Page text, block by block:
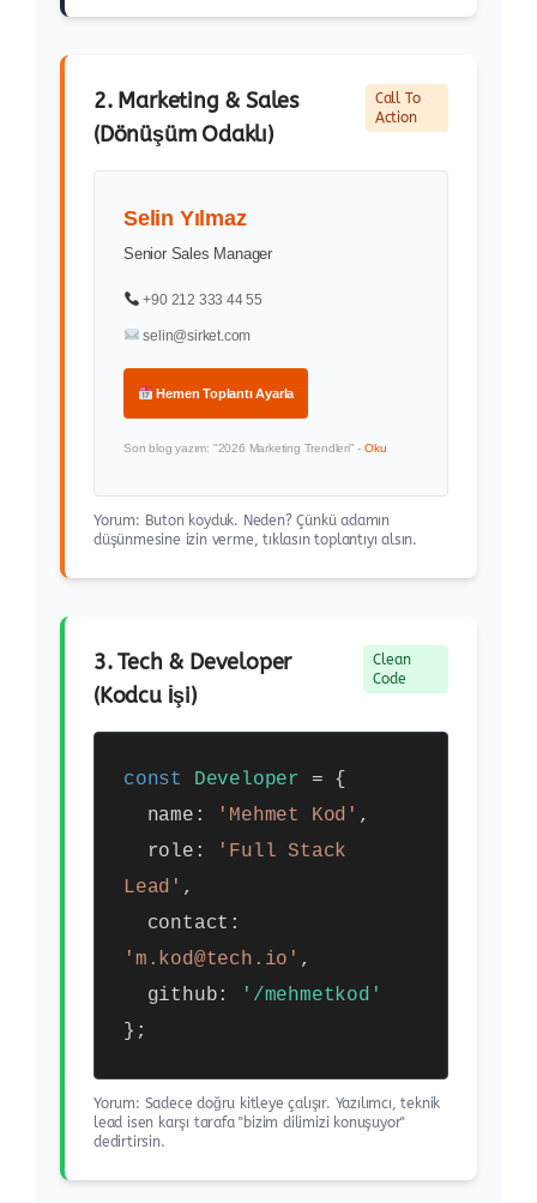
2. Marketing & Sales
(Dönüşüm Odaklı)
Call To
Action
Selin Yılmaz
Senior Sales Manager
+90 212 333 44 55
selin@sirket.com
Hemen Toplantı Ayarla
Son blog yazım: "2026 Marketing Trendleri" -Oku
Yorum: Buton koyduk. Neden? Çünkü adamın
düşünmesine izin verme, tıklasın toplantıyı alsın.
3. Tech & Developer
(Kodcu İşi)
Clean
Code
const Developer = {
name:
'Mehmet Kod' ,
role:
'Full Stack
Lead' ,
contact:
'm.kod@tech.io' ,
github:
'/mehmetkod'
};
Yorum: Sadece doğru kitleye çalışır. Yazılımcı, teknik
lead isen karşı tarafa "bizim dilimizi konuşuyor"
dedirtirsin.